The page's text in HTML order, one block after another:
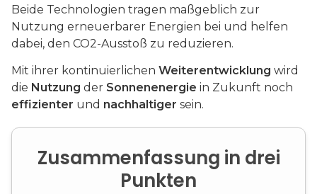
Beide Technologien tragen maßgeblich zur
Nutzung erneuerbarer Energien bei und helfen
dabei, den CO2-Ausstoß zu reduzieren.
Mit ihrer kontinuierlichen Weiterentwicklung wird
die Nutzung der Sonnenenergie in Zukunft noch
effizienter und nachhaltiger sein.
Zusammenfassung in drei
Punkten